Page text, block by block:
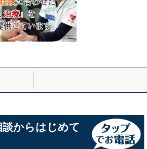
談からはじめて